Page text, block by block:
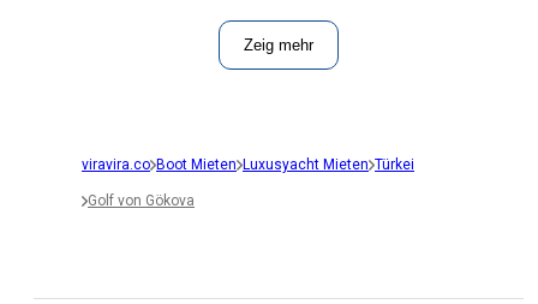
Zeig mehr
viravira.co Boot Mieten Luxusyacht Mieten Türkei
Golf von Gökova